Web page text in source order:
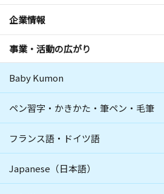
企業情報
事業・活動の広がり
Baby Kumon
ペン習字・かきかた・筆ペン・毛筆
フランス語・ドイツ語
Japanese（日本語）